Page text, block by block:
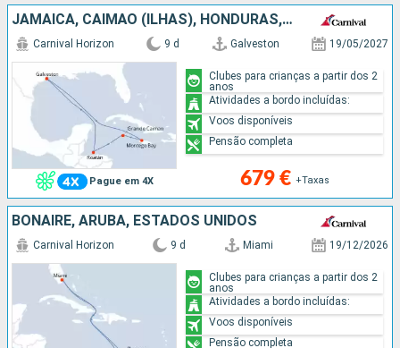
JAMAICA, CAIMÃO (ILHAS), HONDURAS, ESTADOS UNIDOS
Pague em 4X
Carnival Horizon 9 d Galveston 19/05/2027
679 € +Taxas
Clubes para crianças a partir dos 2
anos
Atividades a bordo incluídas:
Voos disponíveis
Pensão completa
BONAIRE, ARUBA, ESTADOS UNIDOS
Carnival Horizon 9 d Miami 19/12/2026
Clubes para crianças a partir dos 2
anos
Atividades a bordo incluídas:
Voos disponíveis
Pensão completa